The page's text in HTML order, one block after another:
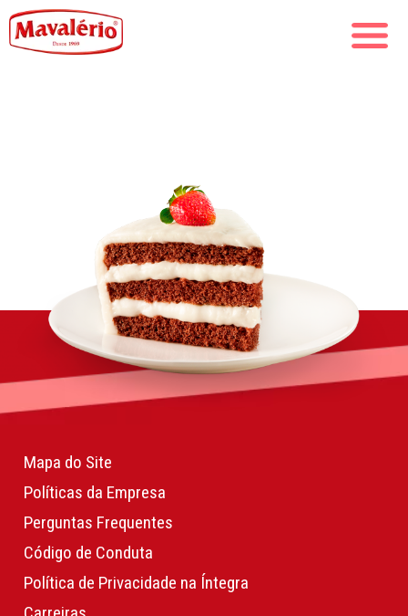
Mapa do Site
Políticas da Empresa
Perguntas Frequentes
Código de Conduta
Política de Privacidade na Íntegra